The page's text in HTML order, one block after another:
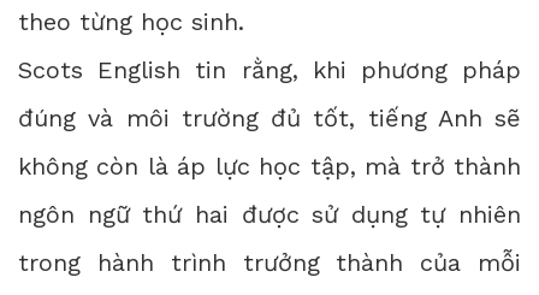
theo từng học sinh.
Scots English tin rằng, khi phương pháp
đúng và môi trường đủ tốt, tiếng Anh sẽ
không còn là áp lực học tập, mà trở thành
ngôn ngữ thứ hai được sử dụng tự nhiên
trong hành trình trưởng thành của mỗi